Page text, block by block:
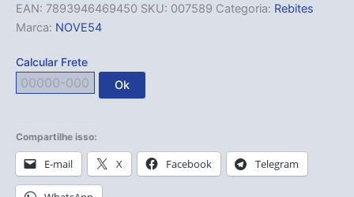
EAN: 7893946469450 SKU: 007589 Categoria: Rebites
Marca: NOVE54
Calcular Frete
Ok
Compartilhe isso:
E-mail X Facebook Telegram